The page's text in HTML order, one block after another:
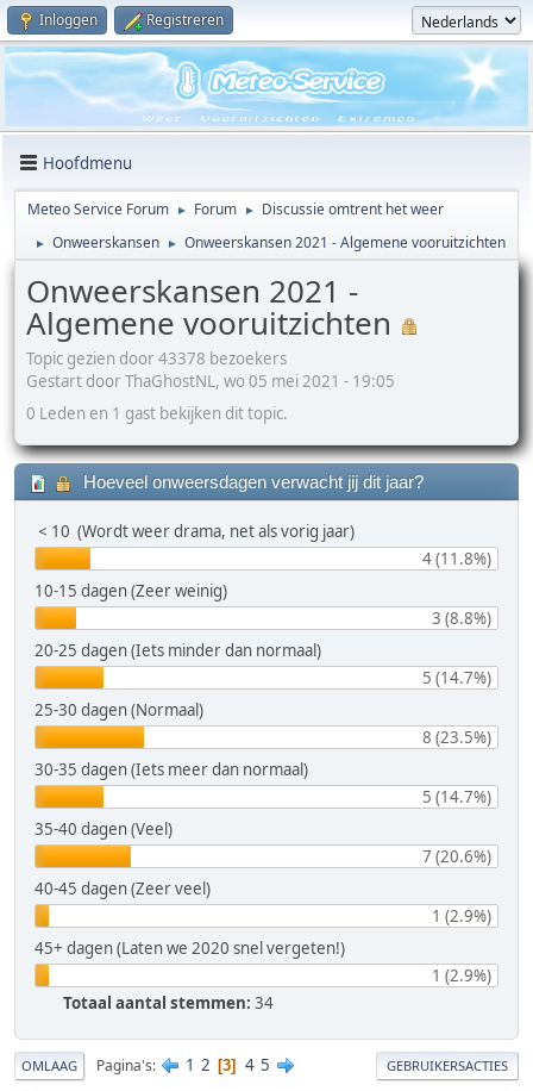
Inloggen Registreren
Hoofdmenu
Meteo Service Forum ► Forum ► Discussie omtrent het weer
► Onweerskansen ► Onweerskansen 2021 - Algemene vooruitzichten
Onweerskansen 2021 -
Algemene vooruitzichten
Topic gezien door 43378 bezoekers
Gestart door ThaGhostNL, wo 05 mei 2021 - 19:05
0 Leden en 1 gast bekijken dit topic.
Hoeveel onweersdagen verwacht jij dit jaar?
< 10 (Wordt weer drama, net als vorig jaar)
4 (11.8%)
10-15 dagen (Zeer weinig)
3 (8.8%)
20-25 dagen (Iets minder dan normaal)
5 (14.7%)
25-30 dagen (Normaal)
8 (23.5%)
30-35 dagen (Iets meer dan normaal)
5 (14.7%)
35-40 dagen (Veel)
7 (20.6%)
40-45 dagen (Zeer veel)
1 (2.9%)
45+ dagen (Laten we 2020 snel vergeten!)
1 (2.9%)
Totaal aantal stemmen: 34
OMLAAG Pagina's 1 2 3 4 5 GEBRUIKERSACTIES